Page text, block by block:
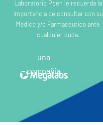
Laboratorio Poen le recuerda la
importancia de consultar con su
Médico y/o Farmacéutico ante
cualquier duda.
una
compañia